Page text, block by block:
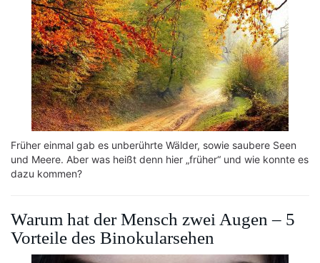
Früher einmal gab es unberührte Wälder, sowie saubere Seen
und Meere. Aber was heißt denn hier „früher“ und wie konnte es
dazu kommen?
Warum hat der Mensch zwei Augen – 5
Vorteile des Binokularsehen